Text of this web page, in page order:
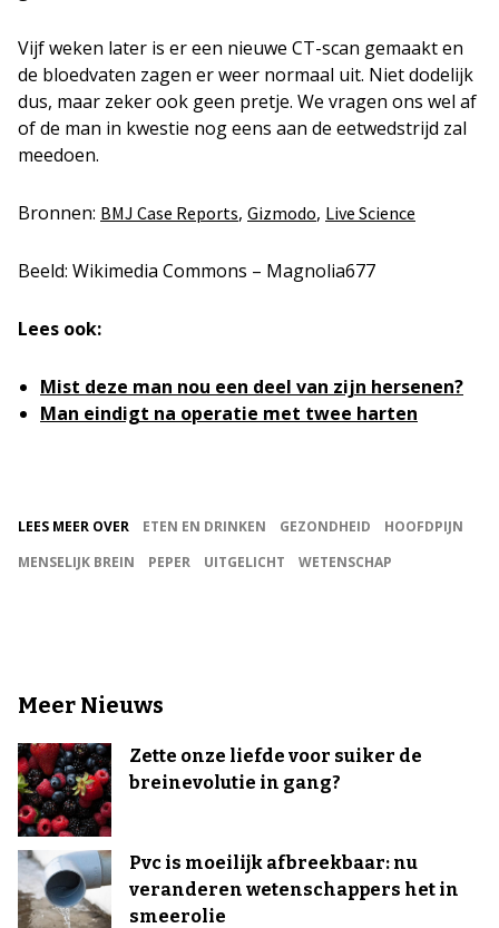
Vijf weken later is er een nieuwe CT-scan gemaakt en
de bloedvaten zagen er weer normaal uit. Niet dodelijk
dus, maar zeker ook geen pretje. We vragen ons wel af
of de man in kwestie nog eens aan de eetwedstrijd zal
meedoen.
Bronnen: BMJ Case Reports, Gizmodo, Live Science
Beeld: Wikimedia Commons – Magnolia677
Lees ook:
Mist deze man nou een deel van zijn hersenen?
Man eindigt na operatie met twee harten
LEES MEER OVER ETEN EN DRINKEN GEZONDHEID
HOOFDPIJN
MENSELIJK BREIN
PEPER UITGELICHT WETENSCHAP
Meer Nieuws
Zette onze liefde voor suiker de
breinevolutie in gang?
Pvc is moeilijk afbreekbaar: nu
veranderen wetenschappers het in
smeerolie